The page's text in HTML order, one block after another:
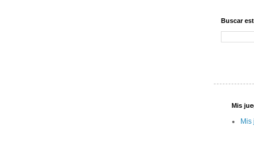
Buscar
Mis
Mis